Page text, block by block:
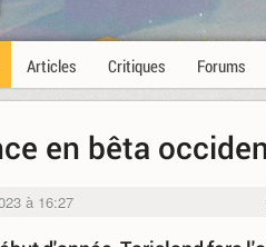
Articles Critiques Forums
en bêta
à 16:27